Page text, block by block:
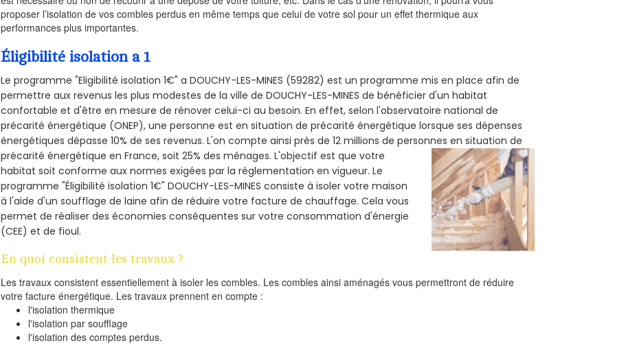
proposer l’isolation de vos combles perdus en même temps que celui de votre sol pour un effet thermique aux
performances plus importantes.
Éligibilité isolation a 1
Le programme "Eligibilité isolation 1€" a DOUCHY-LES-MINES (59282) est un programme mis en place afin de
permettre aux revenus les plus modestes de la ville de DOUCHY-LES-MINES de bénéficier d'un habitat
confortable et d'être en mesure de rénover celui-ci au besoin. En effet, selon l'observatoire national de
précarité énergétique (ONEP), une personne est en situation de précarité énergétique lorsque ses dépenses
énergétiques dépasse 10% de ses revenus. L'on compte ainsi près de 12 millions de personnes en situation de
précarité énergétique en France, soit 25% des ménages.L'objectif est que votre
habitat soit conforme aux normes exigées par la réglementation en vigueur. Le
programme "Éligibilité isolation 1€" DOUCHY-LES-MINES consiste à isoler votre maison
à l'aide d'un soufflage de laine afin de réduire votre facture de chauffage. Cela vous
permet de réaliser des économies conséquentes sur votre consommation d'énergie
(CEE) et de fioul.
En quoi consistent les travaux ?
Les travaux consistent essentiellement à isoler les combles. Les combles ainsi aménagés vous permettront de réduire
votre facture énergétique. Les travaux prennent en compte :
l'isolation thermique
l'isolation par soufflage
l'isolation des comptes perdus.